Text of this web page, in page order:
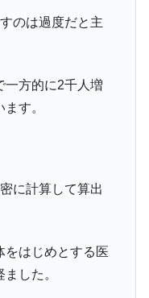
のは過度だと主
一方的に2千人増
す。
に計算して算出
をはじめとする医
した。